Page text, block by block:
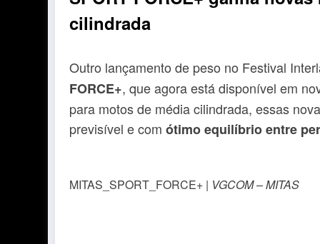
cilindrada
Outro lançamento de peso no Festival
FORCE+, que agora está disponível em
para motos de média cilindrada, essas
previsível e com ótimo equilíbrio entre
MITAS_SPORT_FORCE+ | VGCOM – MITAS